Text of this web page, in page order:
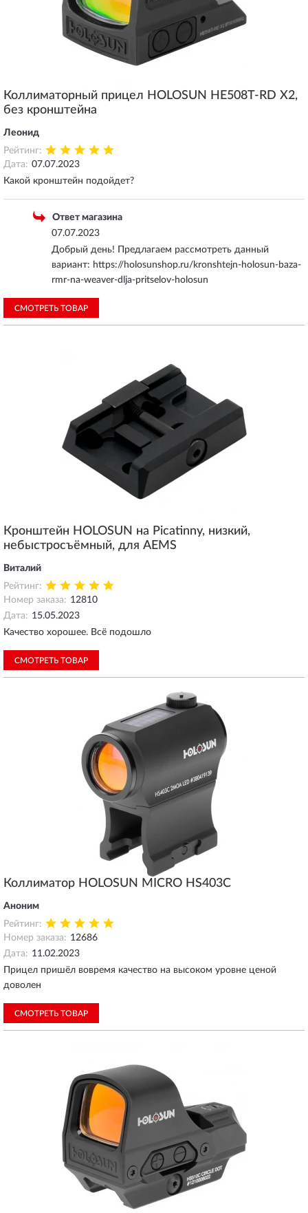
Коллиматорный прицел HOLOSUN HE508T-RD X2,
без кронштейна
Леонид
Рейтинг:
Дата: 07.07.2023
Какой кронштейн подойдет?
Ответ магазина
07.07.2023
Добрый день! Предлагаем рассмотреть данный
вариант: https://holosunshop.ru/kronshtejn-holosun-baza-
rmr-na-weaver-dlja-pritselov-holosun
СМОТРЕТЬ ТОВАР
Кронштейн HOLOSUN на Picatinny, низкий,
небыстросъёмный, для AEMS
Виталий
Рейтинг:
Номер заказа: 12810
Дата: 15.05.2023
Качество хорошее. Всё подошло
СМОТРЕТЬ ТОВАР
Коллиматор HOLOSUN MICRO HS403C
Аноним
Рейтинг:
Номер заказа: 12686
Дата: 11.02.2023
Прицел пришёл вовремя качество на высоком уровне ценой
доволен
СМОТРЕТЬ ТОВАР